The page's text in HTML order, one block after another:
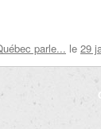
parle... le 29